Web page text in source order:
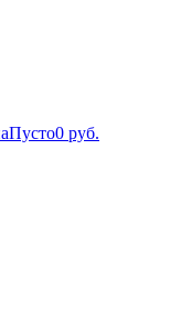
Пусто0 руб.